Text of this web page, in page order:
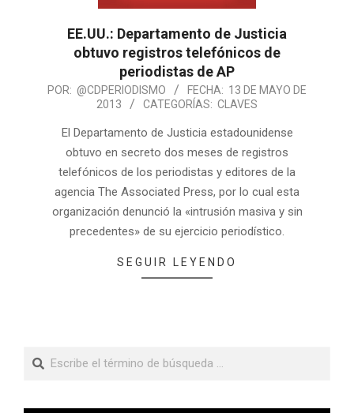
EE.UU.: Departamento de Justicia
obtuvo registros telefónicos de
periodistas de AP
POR: @CDPERIODISMO FECHA: 13 DE MAYO DE
2013
CATEGORÍAS: CLAVES
El Departamento de Justicia estadounidense
obtuvo en secreto dos meses de registros
telefónicos de los periodistas y editores de la
agencia The Associated Press, por lo cual esta
organización denunció la «intrusión masiva y sin
precedentes» de su ejercicio periodístico.
SEGUIR LEYENDO